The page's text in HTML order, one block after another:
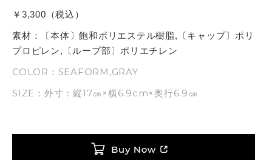
￥3,300（税込）
素材：〔本体〕飽和ポリエステル樹脂,〔キャップ〕ポリ
プロピレン,〔ループ部〕ポリエチレン
COLOR：SEAFORM,GRAY
SIZE：外寸：縦17㎝×横6.9cm×奥行6.9㎝